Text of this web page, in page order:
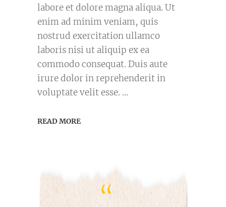
labore et dolore magna aliqua. Ut
enim ad minim veniam, quis
nostrud exercitation ullamco
laboris nisi ut aliquip ex ea
commodo consequat. Duis aute
irure dolor in reprehenderit in
voluptate velit esse.
READ MORE